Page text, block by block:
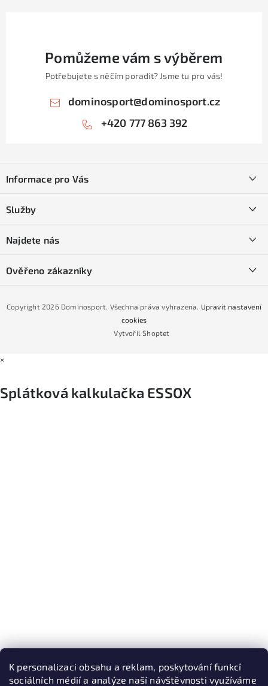
K personalizaci obsahu a reklam, poskytování funkcí
sociálních médií a analýze naší návštěvnosti využíváme
Pomůžeme vám s výběrem
Potřebujete s něčím poradit? Jsme tu pro vás!
dominosport@dominosport.cz
+420 777 863 392
pInformace pro Vás
Obchodní podmínky
Podmínky GDPR
Podmínky nákupu na splátky ESSOX
Služby
Naše prodejna
Najdete nás
Ověřeno zákazníky
Vytvořil Shoptet
Copyright 2026 Dominosport. Všechna práva vyhrazena. Upravit nastavení
cookies
×
Splátková kalkulačka ESSOX